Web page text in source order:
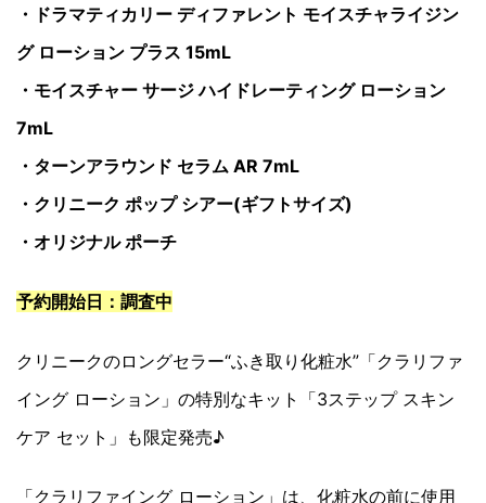
・ドラマティカリー ディファレント モイスチャライジン
グ ローション プラス 15mL
・モイスチャー サージ ハイドレーティング ローション
7mL
・ターンアラウンド セラム AR 7mL
・クリニーク ポップ シアー(ギフトサイズ)
・オリジナル ポーチ
予約開始日：調査中
クリニークのロングセラー“ふき取り化粧水”「クラリファ
イング ローション」の特別なキット「3ステップ スキン
ケア セット」も限定発売♪
「クラリファイング ローション」は、化粧水の前に使用